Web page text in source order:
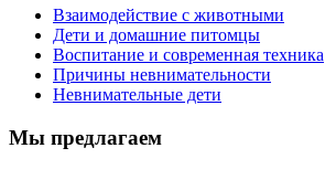
Взаимодействие с животными
Дети и домашние питомцы
Воспитание и современная техника
Причины невнимательности
Невнимательные дети
Мы предлагаем